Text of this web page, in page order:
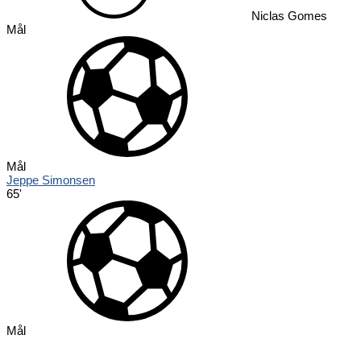
Niclas Gomes
Mål
Mål
Jeppe Simonsen
65'
Mål